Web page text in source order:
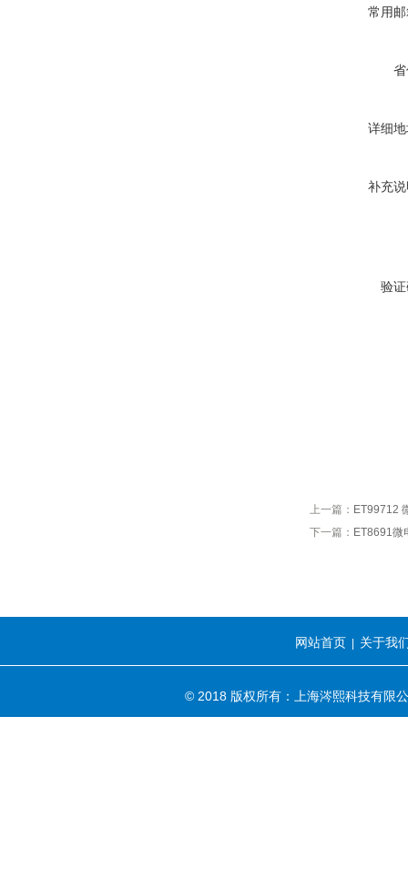
常用
详细
补充
验
上一篇： ET99712
下一篇： ET8691微
网站首页 关于我
© 2018 版权所有：上海涔熙科技有限